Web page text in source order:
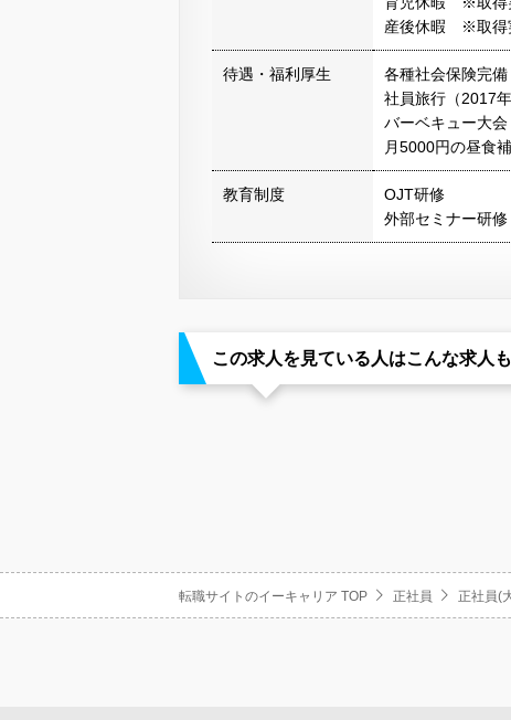
産後休暇 ※取得
待遇・福利厚生
各種社会保険完備
社員旅行（2017
バーベキュー大
月5000円の昼食
教育制度
OJT研修
外部セミナー研修
この求人を見ている人はこんな求人
転職サイトのイーキャリア TOP 正社員 正社員(